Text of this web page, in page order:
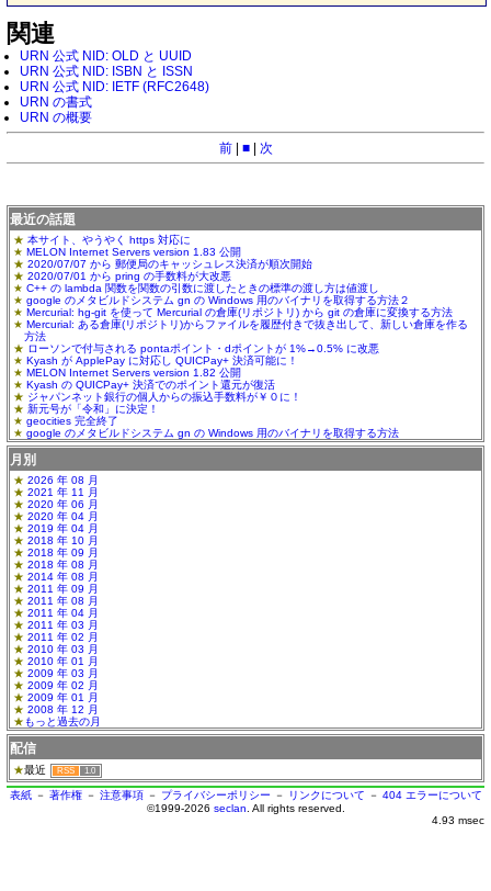
関連
URN 公式 NID: OLD と UUID
URN 公式 NID: ISBN と ISSN
URN 公式 NID: IETF (RFC2648)
URN の書式
URN の概要
前| ■| 次
最近の話題
本サイト、やうやく https 対応に
MELON Internet Servers version 1.83 公開
2020/07/07 から 郵便局のキャッシュレス決済が順次開始
2020/07/01 から pring の手数料が大改悪
C++ の lambda 関数を関数の引数に渡したときの標準の渡し方は値渡し
google のメタビルドシステム gn の Windows 用のバイナリを取得する方法２
Mercurial: hg-git を使って Mercurial の倉庫(リポジトリ) から git の倉庫に変換する方法
Mercurial: ある倉庫(リポジトリ)からファイルを履歴付きで抜き出して、新しい倉庫を作る
方法
ローソンで付与される pontaポイント・dポイントが 1%→0.5% に改悪
Kyash が ApplePay に対応し QUICPay+ 決済可能に！
MELON Internet Servers version 1.82 公開
Kyash の QUICPay+ 決済でのポイント還元が復活
ジャパンネット銀行の個人からの振込手数料が￥０に！
新元号が「令和」に決定！
geocities 完全終了
google のメタビルドシステム gn の Windows 用のバイナリを取得する方法
月別
2026 年 08 月
2021 年 11 月
2020 年 06 月
2020 年 04 月
2019 年 04 月
2018 年 10 月
2018 年 09 月
2018 年 08 月
2014 年 08 月
2011 年 09 月
2011 年 08 月
2011 年 04 月
2011 年 03 月
2011 年 02 月
2010 年 03 月
2010 年 01 月
2009 年 03 月
2009 年 02 月
2009 年 01 月
2008 年 12 月
もっと過去の月
配信
最近 RSS 1.0
表紙 － 著作権 － 注意事項 － プライバシーポリシー － リンクについて － 404 エラーについて
©1999-2026 seclan . All rights reserved.
4.93 msec